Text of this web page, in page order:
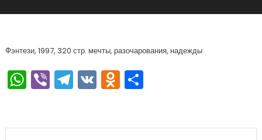
Фэнтези, 1997, 320 стр. мечты, разочарования, надежды
WhatsApp
ViberTelegram
VKOdnoklassniki
Отправить